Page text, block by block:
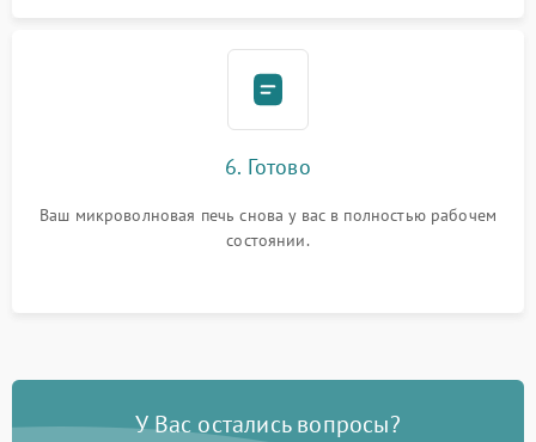
6. Готово
Ваш микроволновая печь снова у вас в полностью рабочем
состоянии.
У Вас остались вопросы?